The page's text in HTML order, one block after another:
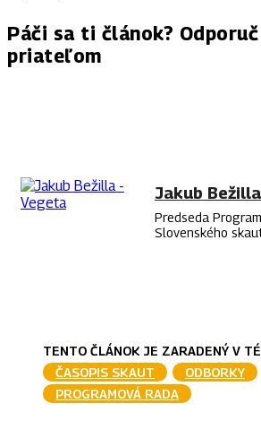
Páči sa ti článok?
priateľom
Jakub
Predseda
Slovenského
TENTO ČLÁNOK JE ZARADENÝ V
ČASOPIS SKAUT
ODBORKY
PROGRAMOVÁ RADA